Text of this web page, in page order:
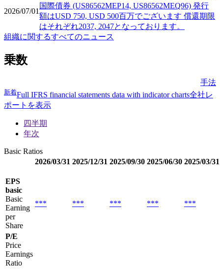
2026/07/01
国際債券 (US86562MEP14, US86562MEQ96) 発行
額はUSD 750, USD 500百万でございます 償還期限
はそれぞれ2037, 2047となっております。
組織に関するすべてのニュース
乗数
手法
新着Full IFRS financial statements data with indicator charts全社レ
ポートを表示
四半期
年次
Basic Ratios
2026/03/31 2025/12/31 2025/09/30 2025/06/30 2025/03/31
EPS
basic
Basic
Earning
per
Share
*** *** *** *** ***
P/E
Price
Earnings
Ratio